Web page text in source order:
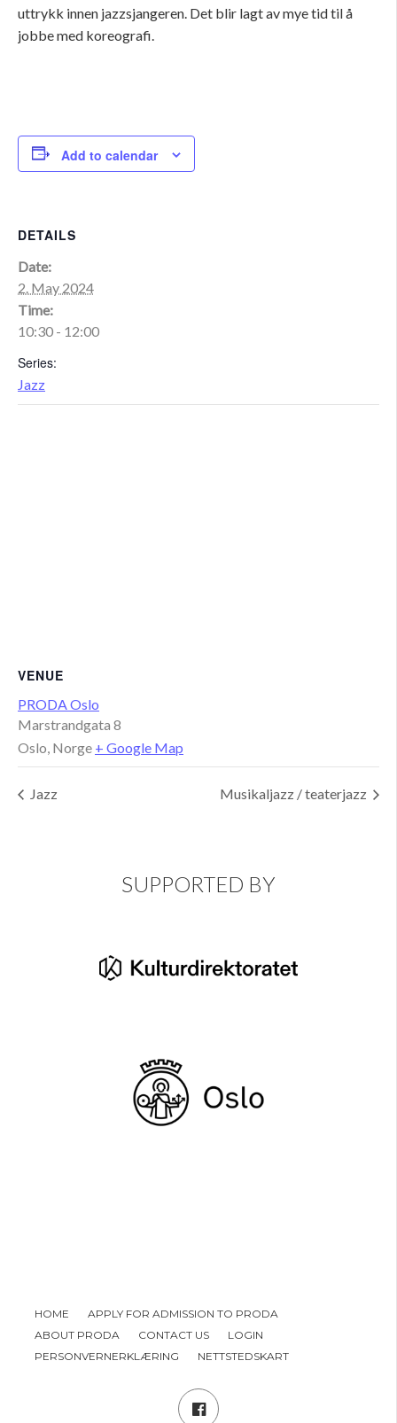
uttrykk innen jazzsjangeren. Det blir lagt av mye tid til å
jobbe med koreografi.
Add to calendar
DETAILS
Date:
2. May 2024
Time:
10:30 - 12:00
Series:
Jazz
VENUE
PRODA Oslo
Marstrandgata 8
Oslo, Norge + Google Map
Jazz Musikaljazz / teaterjazz
SUPPORTED BY
HOME
APPLY FOR ADMISSION TO PRODA
ABOUT PRODA
CONTACT US
LOGIN
PERSONVERNERKLÆRING
NETTSTEDSKART